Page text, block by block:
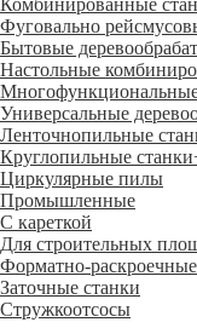
Комбинированные
Фуговально
Бытовые
Настольные
Универсальные
Ленточнопильные
Круглопильные станки
Циркулярные пилы
Промышленные
С кареткой
Для строительных
Форматно-
Заточные станки
Стружкоотсосы